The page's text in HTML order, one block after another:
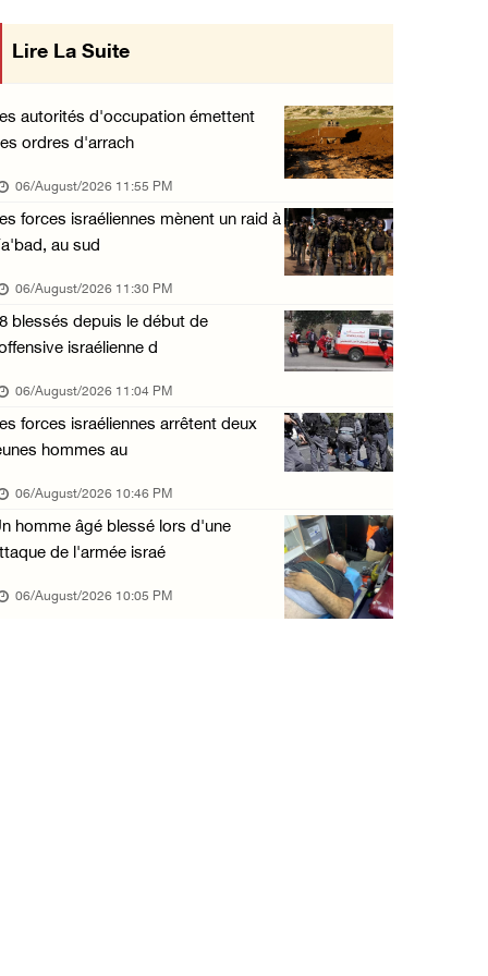
Des ministres des affaires étrangères de hui ...
06/August/2026 03:06 PM
Croissant-Rouge : 16 blessés suite à l'agres ...
06/August/2026 01:42 PM
Les forces d'occupation rasent 4 dunams à Ba ...
06/August/2026 12:57 PM
La présidence condamne et met en garde l'occ ...
06/August/2026 12:16 PM
Les forces d'occupation démolissent une mais ...
06/August/2026 12:08 PM
Des colons clôturent des terres dans le nord ...
06/August/2026 11:05 AM
L'occupation poursuit son agression contre l ...
Les autorités israéliennes démolissent un im ...
œuvre des décisions du Conseil
concernant les relations avec
Lire La Suite
autorités d'occupation émettent
ordres d'arrach
06/August/2026 11:55 PM
forces israéliennes mènent un raid à
au sud
06/August/2026 11:30 PM
blessés depuis le début de
israélienne d
06/August/2026 11:04 PM
forces israéliennes arrêtent deux
hommes au
06/August/2026 10:46 PM
homme âgé blessé lors d'une
de l'armée israé
06/August/2026 10:05 PM